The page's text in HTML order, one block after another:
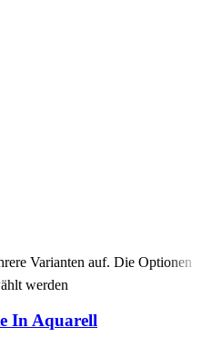
Varianten auf. Die Optionen
werden
In Aquarell